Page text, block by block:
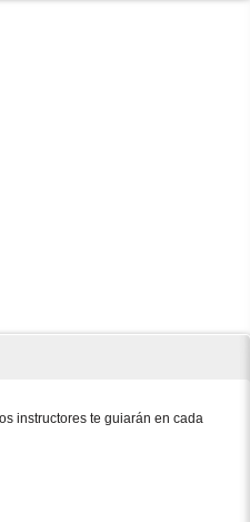
instructores te guiarán en cada